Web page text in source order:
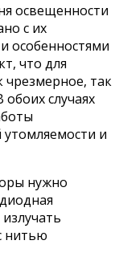
освещенности
с их
особенностями
что для
чрезмерное, так
случаях
и
нужно
нитью